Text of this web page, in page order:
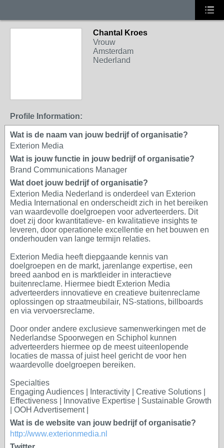
Chantal Kroes
Vrouw
Amsterdam
Nederland
Profile Information:
Wat is de naam van jouw bedrijf of organisatie?
Exterion Media
Wat is jouw functie in jouw bedrijf of organisatie?
Brand Communications Manager
Wat doet jouw bedrijf of organisatie?
Exterion Media Nederland is onderdeel van Exterion
Media International en onderscheidt zich in het bereiken
van waardevolle doelgroepen voor adverteerders. Dit
doet zij door kwantitatieve- en kwalitatieve insights te
leveren, door operationele excellentie en het bouwen en
onderhouden van lange termijn relaties.
Exterion Media heeft diepgaande kennis van
doelgroepen en de markt, jarenlange expertise, een
breed aanbod en is marktleider in interactieve
buitenreclame. Hiermee biedt Exterion Media
adverteerders innovatieve en creatieve buitenreclame
oplossingen op straatmeubilair, NS-stations, billboards
en via vervoersreclame.
Door onder andere exclusieve samenwerkingen met de
Nederlandse Spoorwegen en Schiphol kunnen
adverteerders hiermee op de meest uiteenlopende
locaties de massa of juist heel gericht de voor hen
waardevolle doelgroepen bereiken.
Specialties
Engaging Audiences | Interactivity | Creative Solutions |
Effectiveness | Innovative Expertise | Sustainable Growth
| OOH Advertisement |
Wat is de website van jouw bedrijf of organisatie?
http://www.exterionmedia.nl